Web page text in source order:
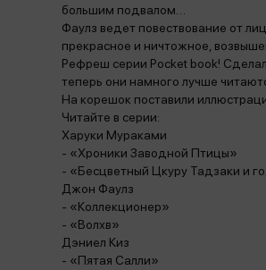
большим подвалом…
Фаулз ведет повествование от
прекрасное и ничтожное,
Рефреш серии Pocket book!
теперь они намного лучше
На корешок поставили
Читайте в серии:
Харуки Мураками
- «Хроники Заводной Птицы»
- «Бесцветный Цкуру Тадзаки и
Джон Фаулз
- «Коллекционер»
- «Волхв»
Дэниел Киз
- «Пятая Салли»